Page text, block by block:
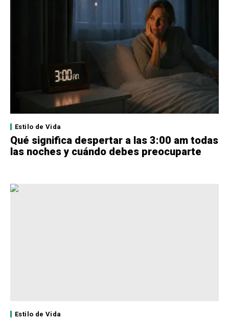
Estilo de Vida
Qué significa despertar a las 3:00 am todas
las noches y cuándo debes preocuparte
Estilo de Vida